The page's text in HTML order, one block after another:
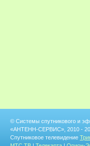
© Системы спутникового и
«АНТЕНН-СЕРВИС», 2010 -
Спутниковое телевидение